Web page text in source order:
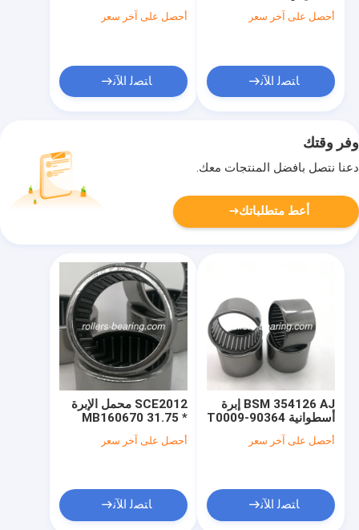
88G00 17.46 * 22.225
* 19.05mm لنيسان
أحصل على آخر سعر
ﺎﺘﺼﻟ ﺍﻶﻧ
OEM لسوزوكي
أحصل على آخر سعر
ﺎﺘﺼﻟ ﺍﻶﻧ
وفر وقتك
دعنا نتصل بأفضل المنتجات معك.
أعط متطلباتك
SCE2012 محمل الإبرة
MB160670 31.75 *
ISO2008 معتمد
أحصل على آخر سعر
ﺎﺘﺼﻟ ﺍﻶﻧ
BSM 354126 AJ إبرة
أسطوانية 90364-T0009
35X40.5X26mm لتويوتا
أحصل على آخر سعر
ﺎﺘﺼﻟ ﺍﻶﻧ